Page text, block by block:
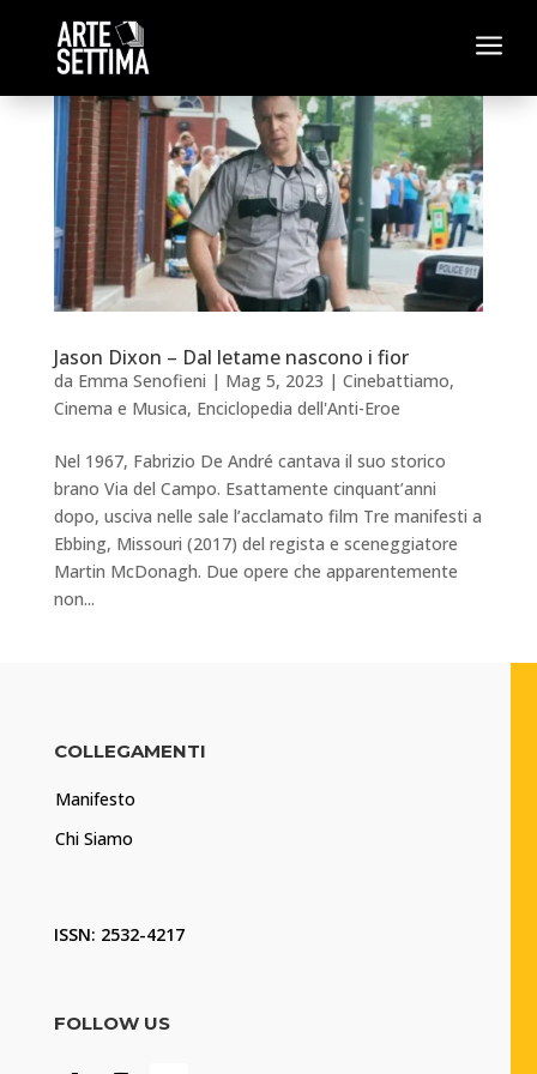
a
Jason Dixon – Dal letame nascono i fior
da Emma Senofieni | Mag 5, 2023 | Cinebattiamo,
Cinema e Musica, Enciclopedia dell'Anti-Eroe
Nel 1967, Fabrizio De André cantava il suo storico
brano Via del Campo. Esattamente cinquant’anni
dopo, usciva nelle sale l’acclamato film Tre manifesti a
Ebbing, Missouri (2017) del regista e sceneggiatore
Martin McDonagh. Due opere che apparentemente
non...
COLLEGAMENTI
Manifesto
Chi Siamo
ISSN: 2532-4217
FOLLOW US